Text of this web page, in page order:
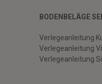
BODENBELÄGE
Verlegeanleitung
Verlegeanleitung
Verlegeanleitung